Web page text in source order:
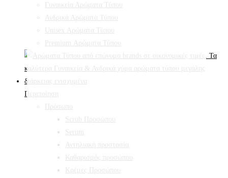
Γυναικεία Αρώματα Τύπου
Ανδρικά Αρώματα Τύπου
Unisex Αρώματα Τύπου
Premium Αρώματα Τύπου
Περιποίηση
Πρόσωπο
Scrub Προσώπου
Serum
Αντηλιακή προστασία
Καθαρισμός προσώπου
Κρέμες Προσώπου